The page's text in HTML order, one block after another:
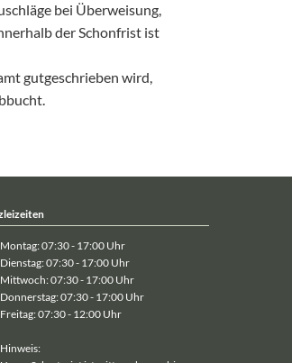
bei Überweisung,
der Schonfrist ist
gutgeschrieben wird,
Montag: 07:30 - 17:00 Uhr
Dienstag: 07:30 - 17:00 Uhr
Mittwoch: 07:30 - 17:00 Uhr
Donnerstag: 07:30 - 17:00 Uhr
Freitag: 07:30 - 12:00 Uhr
Hinweis: